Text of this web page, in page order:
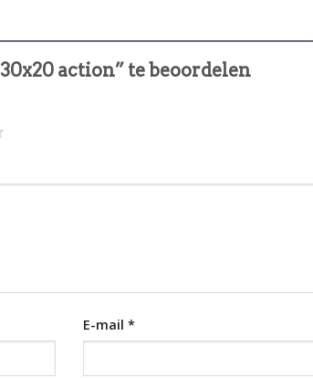
action” te beoordelen
E-mail *